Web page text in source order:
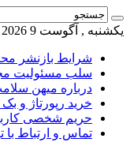
یکشنبه , آگوست 9 2026
شرایط بازنشر
سلب مسئولیت
درباره میهن
خرید رپورتاژ و
حریم شخصی
تماس و ارتباط